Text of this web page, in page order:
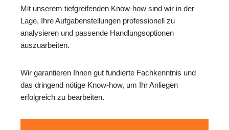
Mit unserem tiefgreifenden Know-how sind wir in der
Lage, Ihre Aufgabenstellungen professionell zu
analysieren und passende Handlungsoptionen
auszuarbeiten.
Wir garantieren Ihnen gut fundierte Fachkenntnis und
das dringend nötige Know-how, um Ihr Anliegen
erfolgreich zu bearbeiten.